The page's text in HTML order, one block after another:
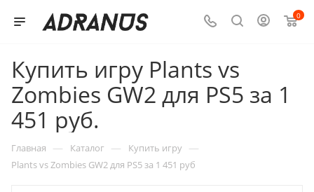
0
Купить игру Plants vs
Zombies GW2 для PS5 за 1
451 руб.
Главная — Каталог — Купить игру —
Plants vs Zombies GW2 для PS5 за 1 451 руб